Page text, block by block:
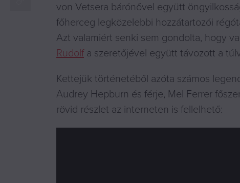
von Vetsera bárónővel együtt
főherceg legközelebbi hozzátartozói
Azt valamiért senki sem gondolta, hogy
Rudolfa szeretőjével együtt távozott a
Kettejük történetéből azóta számos
Audrey Hepburn és férje, Mel Ferrer
rövid részlet az interneten is fellelhető: